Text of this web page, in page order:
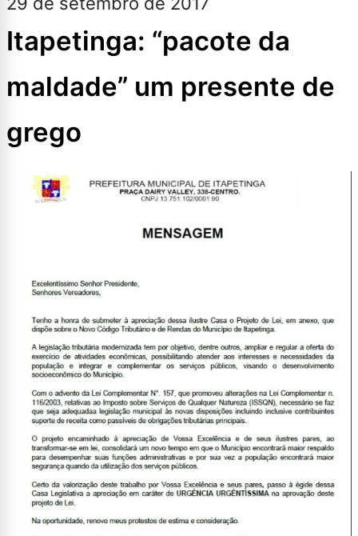
Itapetinga: “pacote da
maldade” um presente de
grego